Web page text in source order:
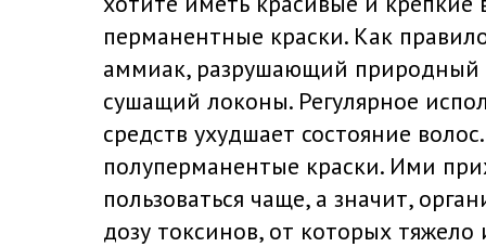
перманентные краски. Как
аммиак, разрушающий природный
сушащий локоны. Регулярное
средств ухудшает состояние
полуперманентые краски. Ими
пользоваться чаще, а значит,
дозу токсинов, от которых тяжело